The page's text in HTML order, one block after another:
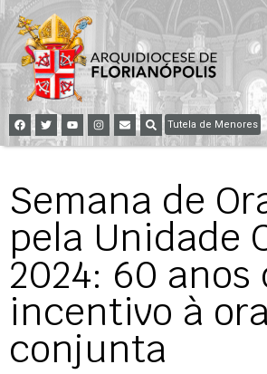
Tutela de Menores
Semana de
pela Unidade
2024: 60 anos
incentivo à
conjunta